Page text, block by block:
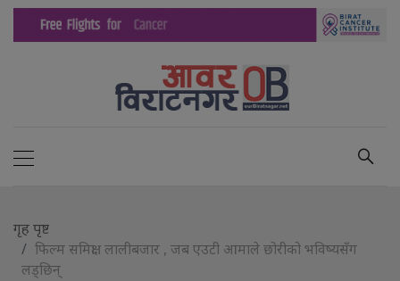
गृह पृष्ट
फिल्म समिक्षा : लालीबजार , जब एउटी आमाले छोरीको भविष्यसँग
लड्छिन्